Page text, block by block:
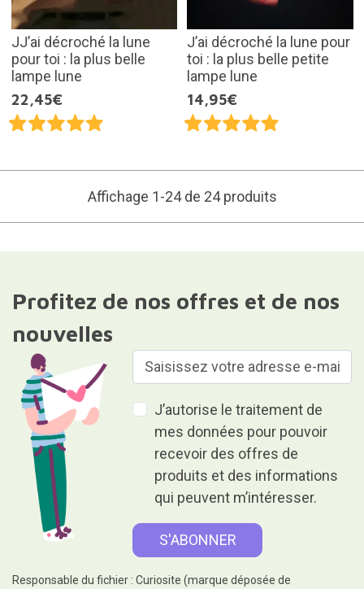
JJ’ai décroché la lune
pour toi : la plus belle
lampe lune
22,45€
J’ai décroché la lune pour
toi : la plus belle petite
lampe lune
14,95€
Affichage 1-24 de 24 produits
Profitez de nos offres et de nos
nouvelles
J’autorise le traitement de
mes données pour pouvoir
recevoir des offres de
produits et des informations
qui peuvent m’intéresser.
Responsable du fichier : Curiosite (marque déposée de